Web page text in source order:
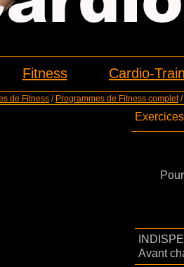
Fitness Cardio-
de Fitness / Programmes de Fitness complet/
Avant